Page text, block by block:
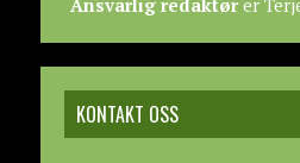
Ansvarlig redaktører
KONTAKT OSS